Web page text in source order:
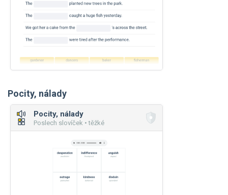
Pocity, nálady
Pocity, nálady
Poslech slovíček • těžké